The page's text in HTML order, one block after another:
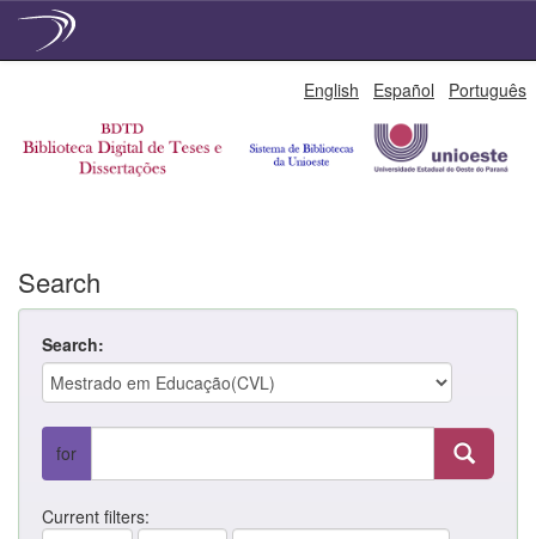
English Español Português
Search
Search:
for
Current filters: